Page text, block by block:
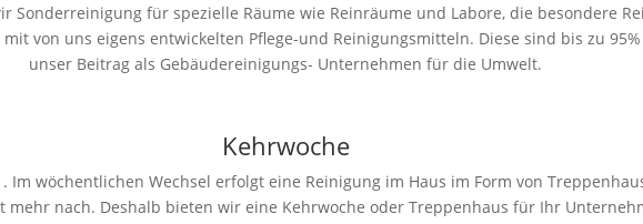
Sonderreinigung für spezielle Räume wie Reinräume und Labore, die besondere
von uns eigens entwickelten Pflege-und Reinigungsmitteln. Diese sind bis zu
unser Beitrag als Gebäudereinigungs- Unternehmen für die Umwelt.
Kehrwoche
. Im wöchentlichen Wechsel erfolgt eine Reinigung im Haus im Form von
mehr nach. Deshalb bieten wir eine Kehrwoche oder Treppenhaus für Ihr